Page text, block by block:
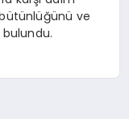
ve